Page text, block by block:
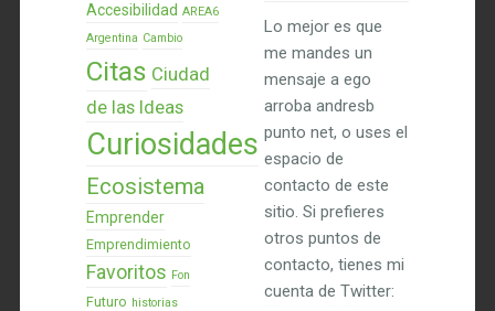
Accesibilidad AREA6
Argentina Cambio
Citas Ciudad
de las Ideas
Curiosidades
Ecosistema
Emprender
Emprendimiento
Favoritos Fon
Futuro historias
Lo mejor es que
me mandes un
mensaje a ego
arroba andresb
punto net, o uses el
espacio de
contacto de este
sitio. Si prefieres
otros puntos de
contacto, tienes mi
cuenta de Twitter: